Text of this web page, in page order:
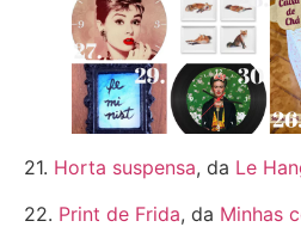
21. Horta suspensa, da Le
22. Print de Frida, da Minhas